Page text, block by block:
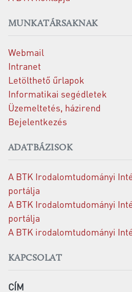
MUNKATÁRSAKNAK
Webmail
Intranet
Letölthető űrlapok
Informatikai segédletek
Üzemeltetés, házirend
Bejelentkezés
ADATBÁZISOK
A BTK Irodalomtudományi
portálja
A BTK Irodalomtudományi
portálja
A BTK irodalomtudományi
KAPCSOLAT
CÍM